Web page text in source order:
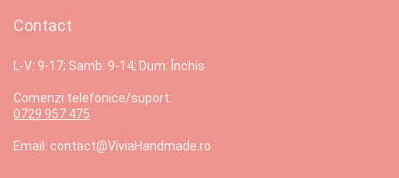
Contact
L-V: 9-17; Samb: 9-14; Dum: Închis
Comenzi telefonice/suport:
0729 957 475
Email: contact@ViviaHandmade.ro